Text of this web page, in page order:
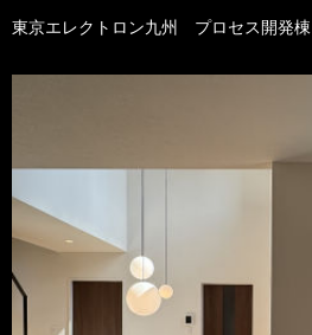
東京エレクトロン九州 プロセス開発棟